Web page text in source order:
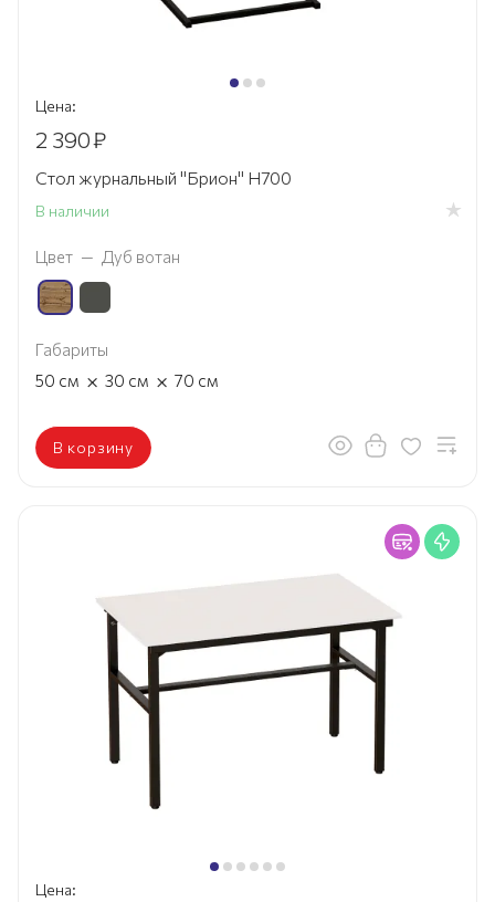
Цена:
2 390₽
Стол журнальный "Брион" H700
В наличии
Цвет — Дуб вотан
Габариты
50 см × 30 см × 70 см
В корзину
Цена: